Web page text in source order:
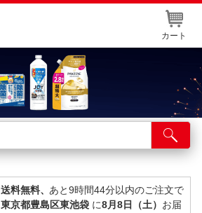
カート
送料無料、 あと9時間44分以内のご注文で
東京都豊島区東池袋 に8月8日（土） お届